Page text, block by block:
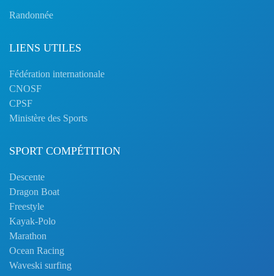
Randonnée
LIENS UTILES
Fédération internationale
CNOSF
CPSF
Ministère des Sports
SPORT COMPÉTITION
Descente
Dragon Boat
Freestyle
Kayak-Polo
Marathon
Ocean Racing
Waveski surfing